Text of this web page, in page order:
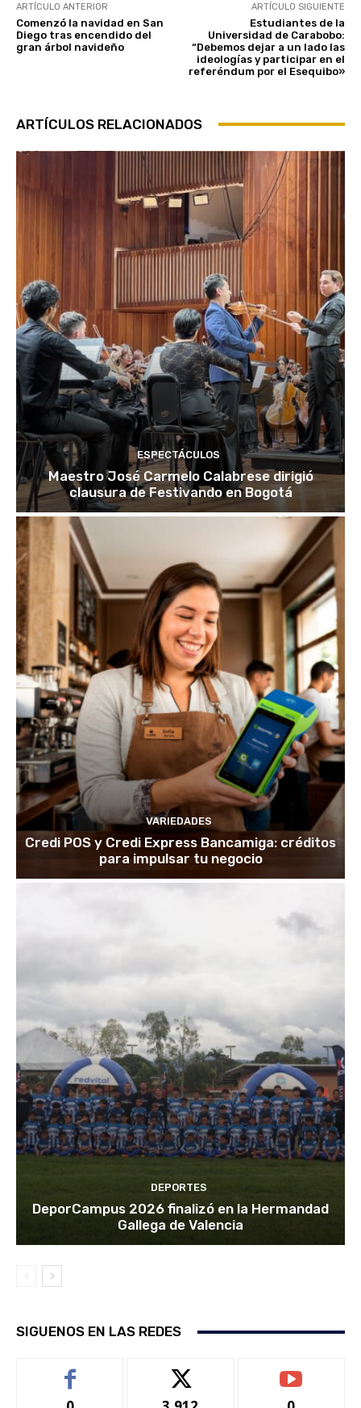
ARTÍCULO ANTERIOR
Comenzó la navidad en San
Diego tras encendido del
gran árbol navideño
ARTÍCULO SIGUIENTE
Estudiantes de la
Universidad de Carabobo:
“Debemos dejar a un lado las
ideologías y participar en el
referéndum por el Esequibo»
ARTÍCULOS RELACIONADOS
ESPECTÁCULOS
Maestro José Carmelo Calabrese dirigió
clausura de Festivando en Bogotá
VARIEDADES
Credi POS y Credi Express Bancamiga: créditos
para impulsar tu negocio
DEPORTES
DeporCampus 2026 finalizó en la Hermandad
Gallega de Valencia
SIGUENOS EN LAS REDES